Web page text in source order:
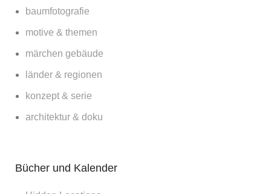
baumfotografie
motive & themen
märchen gebäude
länder & regionen
konzept & serie
architektur & doku
Bücher und Kalender